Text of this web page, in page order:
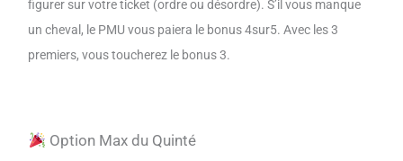
figurer sur votre ticket (ordre ou désordre). S’il vous manque
un cheval, le PMU vous paiera le bonus 4sur5. Avec les 3
premiers, vous toucherez le bonus 3.
Option Max du Quinté